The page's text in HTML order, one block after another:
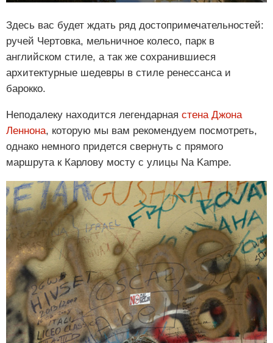
Здесь вас будет ждать ряд достопримечательностей:
ручей Чертовка, мельничное колесо, парк в
английском стиле, а так же сохранившиеся
архитектурные шедевры в стиле ренессанса и
барокко.
Неподалеку находится легендарная стена Джона
Леннона, которую мы вам рекомендуем посмотреть,
однако немного придется свернуть с прямого
маршрута к Карлову мосту с улицы Na Kampe.